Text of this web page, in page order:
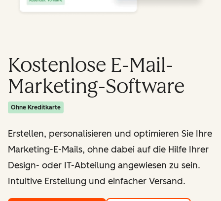
Kostenlose E-Mail-
Marketing-Software
Ohne Kreditkarte
Erstellen, personalisieren und optimieren Sie Ihre
Marketing-E-Mails, ohne dabei auf die Hilfe Ihrer
Design- oder IT-Abteilung angewiesen zu sein.
Intuitive Erstellung und einfacher Versand.